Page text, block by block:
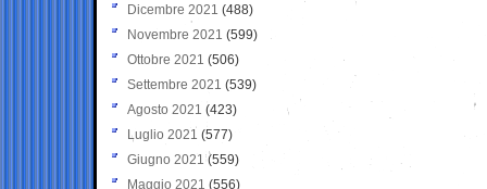
Dicembre 2021 (488)
Novembre 2021 (599)
Ottobre 2021 (506)
Settembre 2021 (539)
Agosto 2021 (423)
Luglio 2021 (577)
Giugno 2021(559)
Maggio 2021 (556)